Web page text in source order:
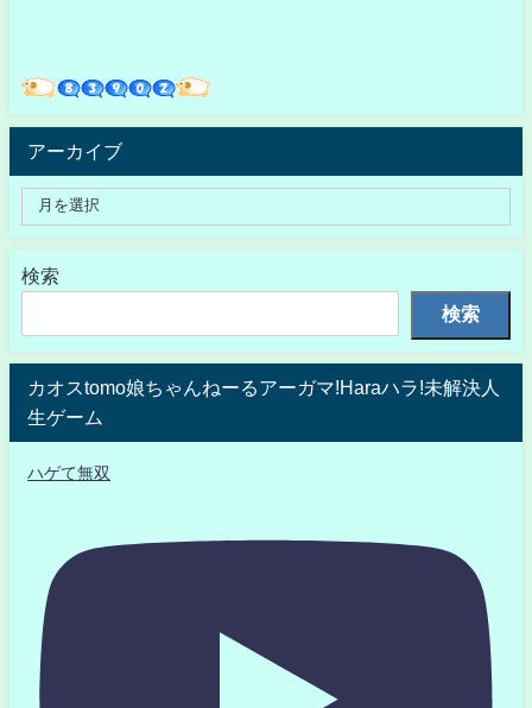
アーカイブ
検索
検索
カオスtomo娘ちゃんねーるアーガマ!Haraハラ!未解決人
生ゲーム
ハゲて無双